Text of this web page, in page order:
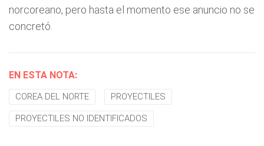
norcoreano, pero hasta el momento ese anuncio no se
concretó.
EN ESTA NOTA:
COREA DEL NORTE PROYECTILES
PROYECTILES NO IDENTIFICADOS